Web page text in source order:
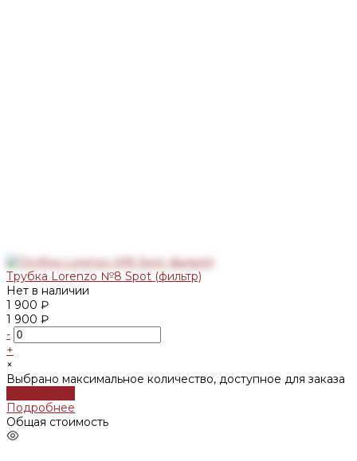
Трубка Lorenzo №8 Spot (фильтр)
Нет в наличии
1 900 ₽
1 900 ₽
-
+
×
Выбрано максимальное количество, доступное для заказа
Подробнее
Общая стоимость